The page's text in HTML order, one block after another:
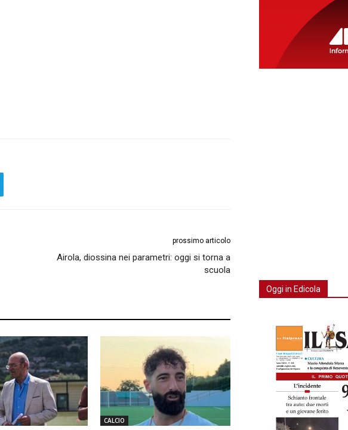
prossimo articolo
Airola, diossina nei parametri: oggi si torna a
scuola
CALCIO
Oggi in Edicola